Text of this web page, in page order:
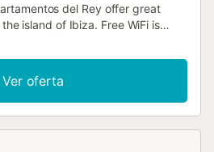
del Rey offer great
island of Ibiza. Free WiFi is
Ver oferta